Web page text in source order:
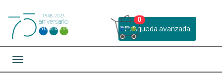
Busqueda avanzada
0
Toggle navigation